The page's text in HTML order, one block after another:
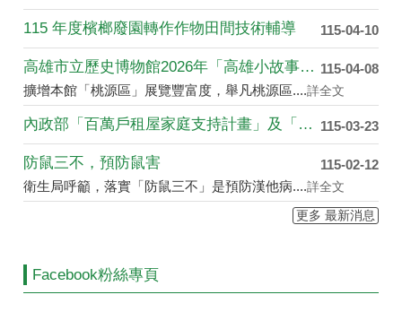
115-04-10
115 年度檳榔廢園轉作作物田間技術輔導
115-04-08
高雄市立歷史博物館2026年「高雄小故事」創作徵件....
擴增本館「桃源區」展覽豐富度，舉凡桃源區....詳全文
115-03-23
內政部「百萬戶租屋家庭支持計畫」及「青年婚育租屋協....
115-02-12
防鼠三不，預防鼠害
衛生局呼籲，落實「防鼠三不」是預防漢他病....詳全文
更多 最新消息
Facebook粉絲專頁